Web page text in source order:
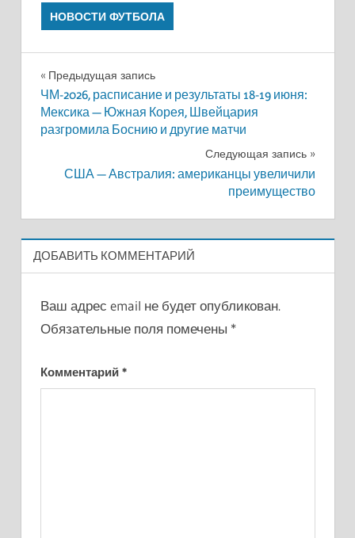
НОВОСТИ ФУТБОЛА
Навигация
по
записям
Предыдущая запись
ЧМ-2026, расписание и результаты 18-19 июня:
Мексика — Южная Корея, Швейцария
разгромила Боснию и другие матчи
Следующая запись
США — Австралия: американцы увеличили
преимущество
ДОБАВИТЬ КОММЕНТАРИЙ
Ваш адрес email не будет опубликован.
Обязательные поля помечены *
Комментарий *